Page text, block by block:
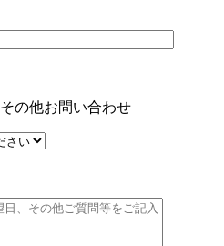
その他お問い合わせ